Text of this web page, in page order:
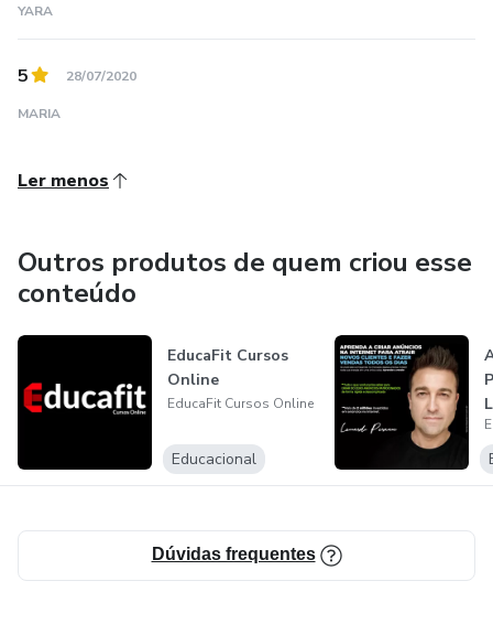
YARA
5 28/07/2020
MARIA
Ler menos
Outros produtos de quem criou esse
conteúdo
EducaFit Cursos
Online
EducaFit Cursos Online
Educacional
Dúvidas frequentes